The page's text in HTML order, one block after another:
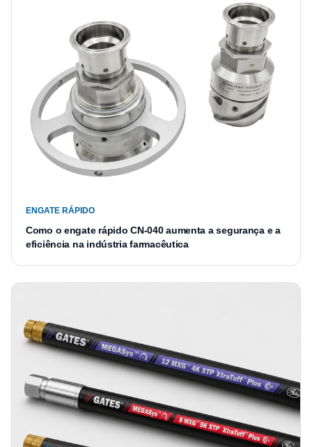
ENGATE RÁPIDO
Como o engate rápido CN-040 aumenta a segurança e a
eficiência na indústria farmacêutica